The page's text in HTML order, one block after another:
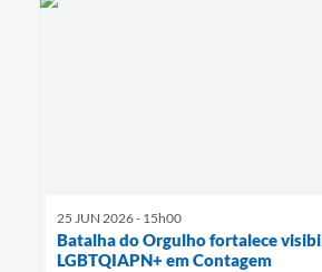
25 JUN 2026 - 15h00
Batalha do Orgulho fortalece
LGBTQIAPN+ em Contagem